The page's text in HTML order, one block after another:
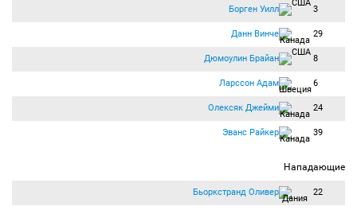
Борген Уилл 3
Данн Винче 29
Дюмоулин Брайан 8
Ларссон Адам 6
Олексяк Джейми 24
Эванс Райкер 39
Нападающие
Бьоркстранд Оливер 22